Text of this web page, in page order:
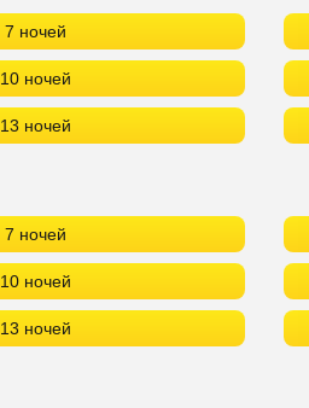
7 ночей
10 ночей
13 ночей
7 ночей
10 ночей
13 ночей